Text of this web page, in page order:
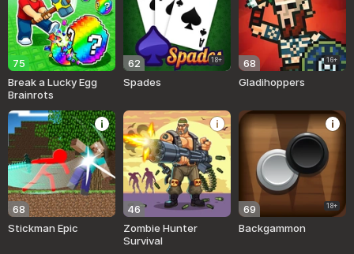
75
Break a Lucky Egg
Brainrots
62 18+
Spades
68 16+
Gladihoppers
68
Stickman Epic
46
Zombie Hunter
Survival
69 18+
Backgammon